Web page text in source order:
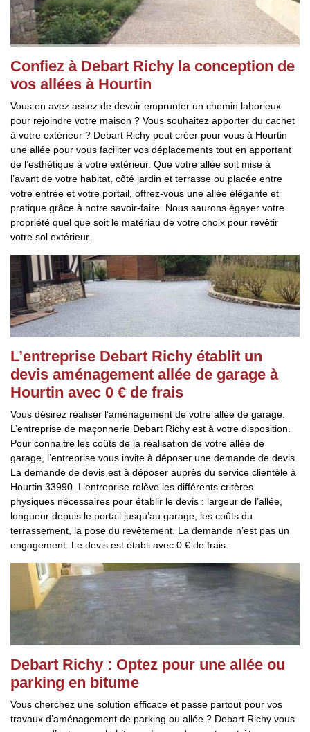
Confiez à Debart Richy la conception de
vos allées à Hourtin
Vous en avez assez de devoir emprunter un chemin laborieux
pour rejoindre votre maison ? Vous souhaitez apporter du cachet
à votre extérieur ? Debart Richy peut créer pour vous à Hourtin
une allée pour vous faciliter vos déplacements tout en apportant
de l’esthétique à votre extérieur. Que votre allée soit mise à
l’avant de votre habitat, côté jardin et terrasse ou placée entre
votre entrée et votre portail, offrez-vous une allée élégante et
pratique grâce à notre savoir-faire. Nous saurons égayer votre
propriété quel que soit le matériau de votre choix pour revêtir
votre sol extérieur.
L’entreprise Debart Richy établit un
devis aménagement allée de garage à
Hourtin avec 0 € de frais
Vous désirez réaliser l’aménagement de votre allée de garage.
L’entreprise de maçonnerie Debart Richy est à votre disposition.
Pour connaitre les coûts de la réalisation de votre allée de
garage, l’entreprise vous invite à déposer une demande de devis.
La demande de devis est à déposer auprès du service clientèle à
Hourtin 33990. L’entreprise relève les différents critères
physiques nécessaires pour établir le devis : largeur de l’allée,
longueur depuis le portail jusqu’au garage, les coûts du
terrassement, la pose du revêtement. La demande n’est pas un
engagement. Le devis est établi avec 0 € de frais.
Debart Richy : Optez pour une allée ou
parking en bitume
Vous cherchez une solution efficace et passe partout pour vos
travaux d’aménagement de parking ou allée ? Debart Richy vous